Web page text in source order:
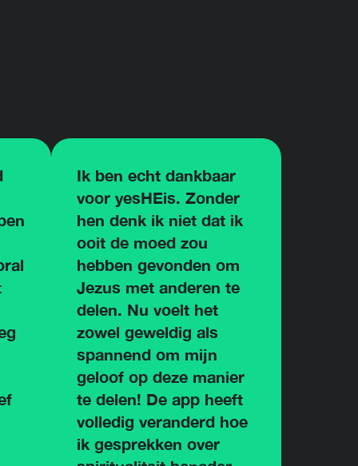
Ik ben echt dankbaar
voor yesHEis. Zonder
hen denk ik niet dat ik
ooit de moed zou
hebben gevonden om
Jezus met anderen te
delen. Nu voelt het
zowel geweldig als
spannend om mijn
geloof op deze manier
te delen! De app heeft
volledig veranderd hoe
ik gesprekken over